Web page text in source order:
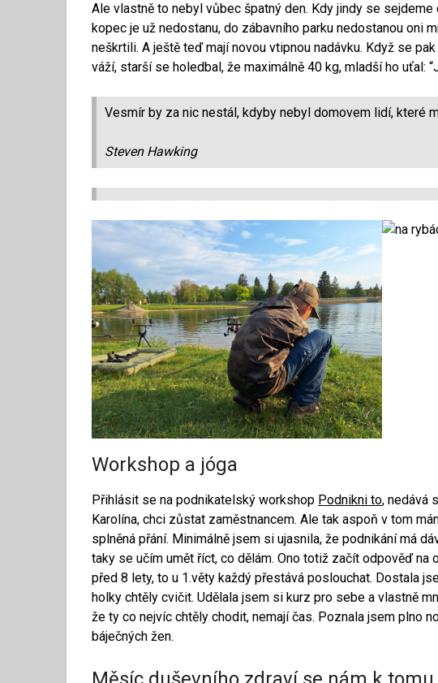
Ale vlastně to nebyl vůbec špatný den. Kdy jindy se sejdeme
kopec je už nedostanu, do zábavního parku nedostanou oni
neškrtili. A ještě teď mají novou vtipnou nadávku. Když se
váží, starší se holedbal, že maximálně 40 kg, mladší ho uťal:
Vesmír by za nic nestál, kdyby nebyl domovem lidí, které
Steven Hawking
Workshop a jóga
Přihlásit se na podnikatelský workshop Podnikni to, nedává
Karolína, chci zůstat zaměstnancem. Ale tak aspoň v tom
splněná přání. Minimálně jsem si ujasnila, že podnikání má
taky se učím umět říct, co dělám. Ono totiž začít odpověď
před 8 lety, to u 1.věty každý přestává poslouchat. Dostala
holky chtěly cvičit. Udělala jsem si kurz pro sebe a vlastně
že ty co nejvíc chtěly chodit, nemají čas. Poznala jsem plno
báječných žen.